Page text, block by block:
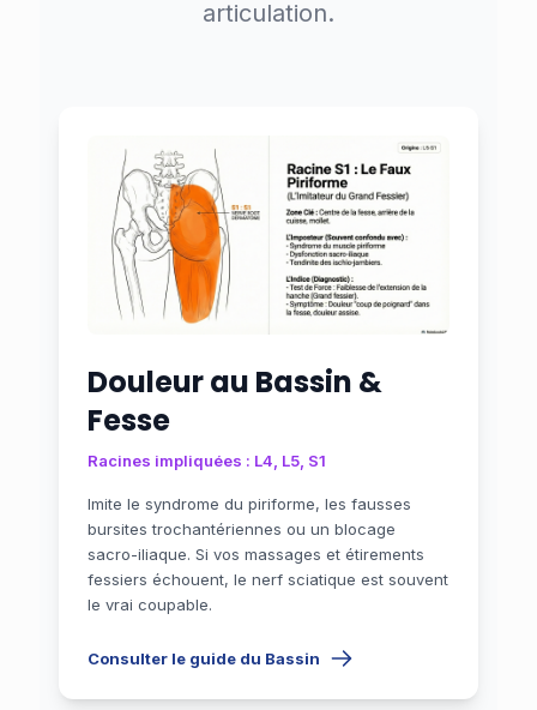
articulation.
Douleur au Bassin &
Fesse
Racines impliquées : L4, L5, S1
Imite le syndrome du piriforme, les fausses
bursites trochantériennes ou un blocage
sacro-iliaque. Si vos massages et étirements
fessiers échouent, le nerf sciatique est souvent
le vrai coupable.
Consulter le guide du Bassin